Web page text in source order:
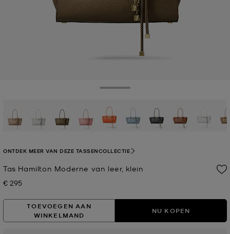
Tas Hamilton Moderne van leer, klein
Nu
€ 295
ONTDEK MEER VAN DEZE TASSENCOLLECTIE
TOEVOEGEN AAN
WINKELMAND
NU KOPEN